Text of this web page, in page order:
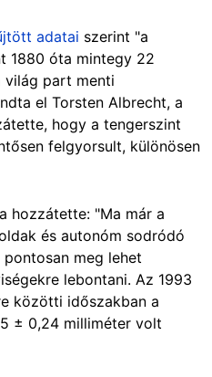
adatai szerint "a
1880 óta mintegy 22
világ part menti
el Torsten Albrecht, a
hogy a tengerszint
felgyorsult, különösen
hozzátette: "Ma már a
és autonóm sodródó
meg lehet
lebontani. Az 1993
közötti időszakban a
± 0,24 milliméter volt